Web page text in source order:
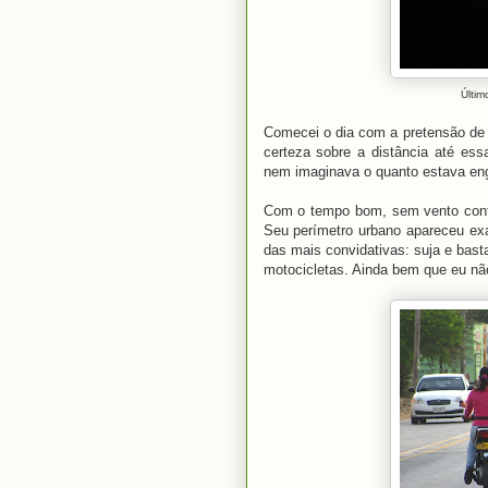
Comecei o dia com a pretensão
certeza sobre a distância até
nem imaginava o quanto estava
Com o tempo bom, sem vento
Seu perímetro urbano apareceu
das mais convidativas: suja e
motocicletas. Ainda bem que eu